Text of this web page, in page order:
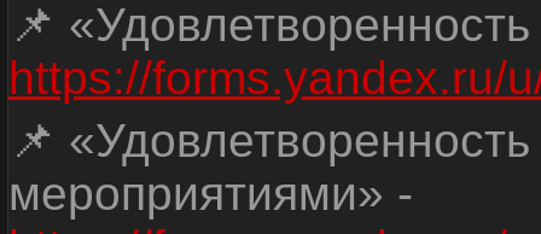
📌
https://forms.yandex.ru/
📌
мероприятиями» -